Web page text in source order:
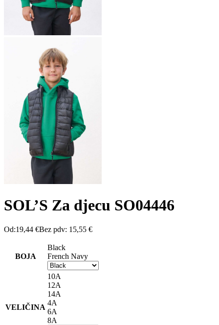
SOL’S Za djecu SO04446
Od:19,44 €Bez pdv: 15,55 €
BOJA
Black
French Navy
VELIČINA
10A
12A
14A
4A
6A
8A